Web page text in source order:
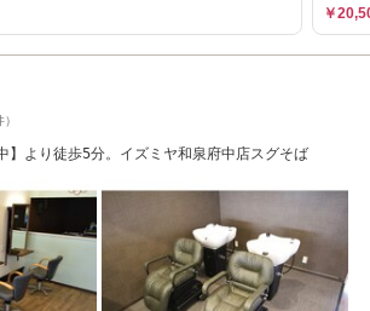
￥
】より徒歩5分。イズミヤ和泉府中店スグそば